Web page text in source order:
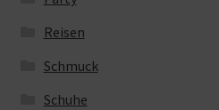
Reisen
Schmuck
Schuhe